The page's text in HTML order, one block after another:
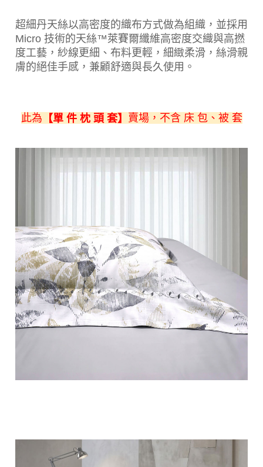
超細丹天絲以高密度的織布方式做為組織，並採用
Micro 技術的天絲™萊賽爾纖維高密度交織與高撚
度工藝，紗線更細、布料更輕，細緻柔滑，絲滑親
膚的絕佳手感，兼顧舒適與長久使用。
此為 【單 件 枕 頭 套】 賣場，不含 床 包、被 套